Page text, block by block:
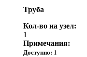
Труба
Кол-во на узел:
1
Примечания:
Доступно: 1